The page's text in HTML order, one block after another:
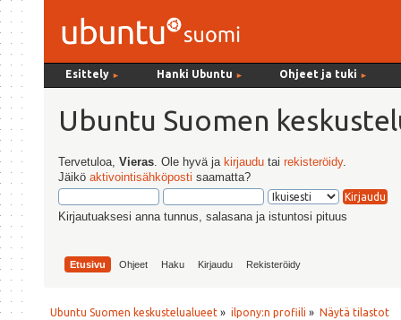
Esittely ► Hanki Ubuntu ► Ohjeet ja tuki ►
Ubuntu Suomen
Tervetuloa,Vieras . Ole hyvä ja kirjaudu tairekisteröidy.
Jäiköaktivointisähköposti saamatta?
Kirjautuaksesi anna tunnus, salasana ja istuntosi pituus
Etusivu Ohjeet Haku Kirjaudu Rekisteröidy
Ubuntu Suomen keskustelualueet » ilpony:n profiili » Näytä tilastot